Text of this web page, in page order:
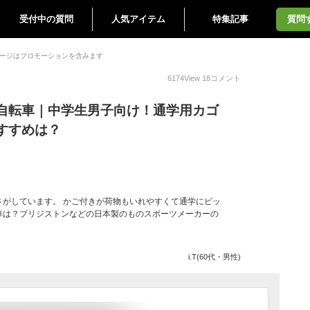
受付中の質問 人気アイテム 特集記事 質問
ジはプロモーションを含みます
6174View 18コメント
転車｜中学生男子向け！通学用カゴ
すめは？
しています。 かご付きが荷物もいれやすくて通学にピッ
？ブリジストンなどの日本製のものスポーツメーカーの
i.T(60代・男性)